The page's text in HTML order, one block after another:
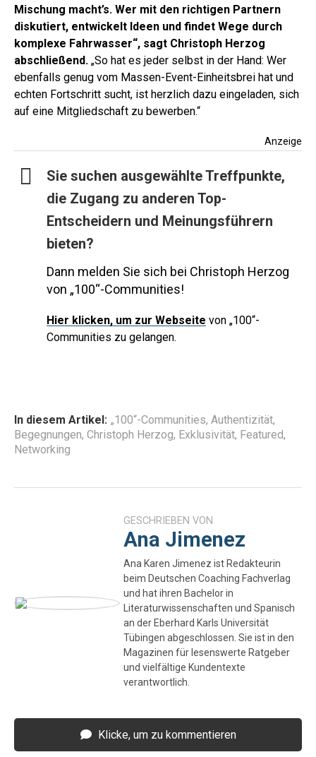
Mischung macht’s. Wer mit den richtigen Partnern
diskutiert, entwickelt Ideen und findet Wege durch
komplexe Fahrwasser“, sagt Christoph Herzog
abschließend. „So hat es jeder selbst in der Hand: Wer
ebenfalls genug vom Massen-Event-Einheitsbrei hat und
echten Fortschritt sucht, ist herzlich dazu eingeladen, sich
auf eine Mitgliedschaft zu bewerben.“
Anzeige
Sie suchen ausgewählte Treffpunkte,
die Zugang zu anderen Top-
Entscheidern und Meinungsführern
bieten?
Dann melden Sie sich bei Christoph Herzog
von „100“-Communities!
Hier klicken, um zur Webseite von „100“-
Communities zu gelangen.
In diesem Artikel: „100“-Communities, Authentizität,
Begegnungen, Christoph Herzog, Exklusivität, Featured,
Networking
GESCHRIEBEN VON
Ana Jimenez
Ana Karen Jimenez ist Redakteurin
beim Deutschen Coaching Fachverlag
und hat ihren Bachelor in
Literaturwissenschaften und Spanisch
an der Eberhard Karls Universität
Tübingen abgeschlossen. Sie ist in den
Magazinen für lesenswerte Ratgeber
und vielfältige Kundentexte
verantwortlich.
Klicke, um zu kommentieren